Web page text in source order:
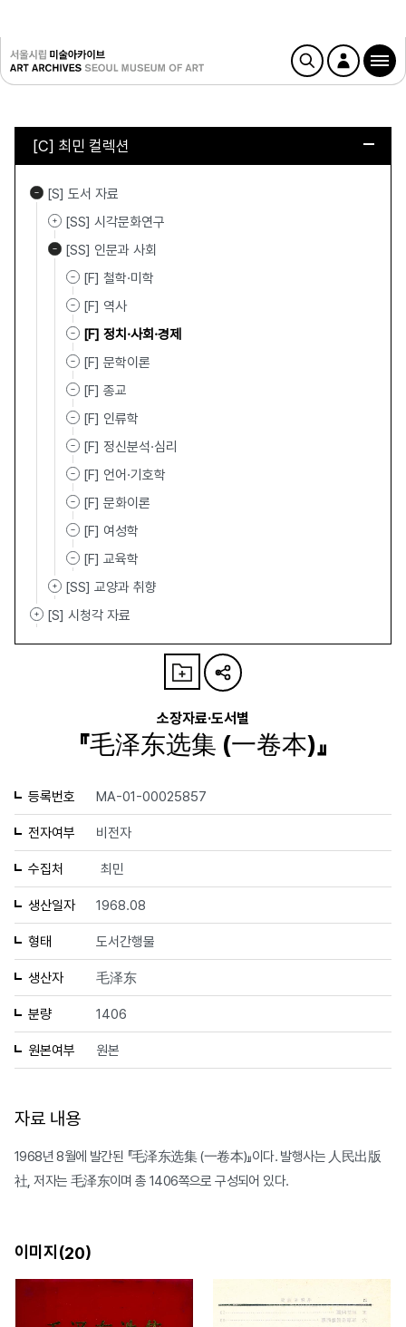
[C] 최민 컬렉션
[S] 도서 자료
[SS] 시각문화연구
[SS] 인문과 사회
[F] 철학·미학
[F] 역사
[F] 정치·사회·경제
[F] 문학이론
[F] 종교
[F] 인류학
[F] 정신분석·심리
[F] 언어·기호학
[F] 문화이론
[F] 여성학
[F] 교육학
[SS] 교양과 취향
[S] 시청각 자료
소장자료·도서별
『毛泽东选集 (一卷本)』
등록번호 MA-01-00025857
전자여부 비전자
수집처 최민
생산일자 1968.08
형태 도서간행물
생산자 毛泽东
분량 1406
원본여부 원본
자료 내용
1968년 8월에 발간된 『毛泽东选集 (一卷本)』이다. 발행사는 人民出版
社, 저자는 毛泽东이며 총 1406쪽으로 구성되어 있다.
이미지(20)